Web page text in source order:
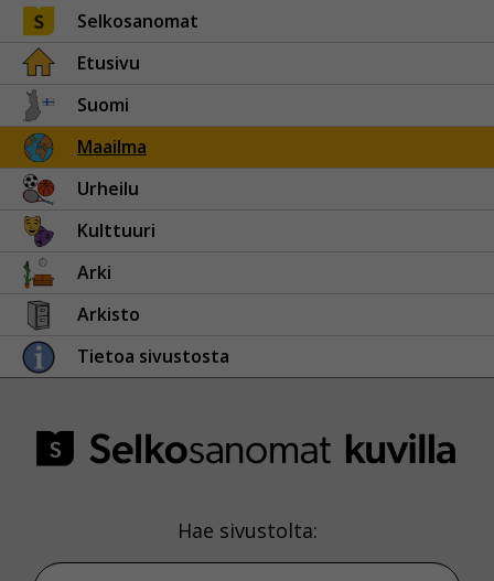
Selkosanomat
Etusivu
Suomi
Maailma
Urheilu
Kulttuuri
Arki
Arkisto
Tietoa sivustosta
Hae sivustolta: